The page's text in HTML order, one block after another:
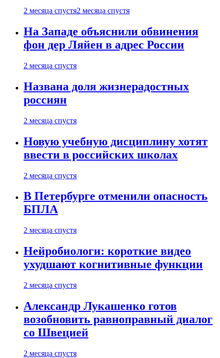
2 месяца спустя2 месяца спустя
На Западе объяснили обвинения
фон дер Ляйен в адрес России
2 месяца спустя
Названа доля жизнерадостных
россиян
2 месяца спустя
Новую учебную дисциплину хотят
ввести в российских школах
2 месяца спустя
В Петербурге отменили опасность
БПЛА
2 месяца спустя
Нейробиологи: короткие видео
ухудшают когнитивные функции
2 месяца спустя
Александр Лукашенко готов
возобновить равноправный диалог
со Швецией
2 месяца спустя